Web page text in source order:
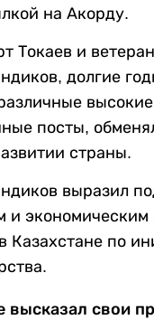
на Акорду.
Токаев и
долгие
высокие
посты,
страны.
выразил
и
Казахстане по
высказал свои